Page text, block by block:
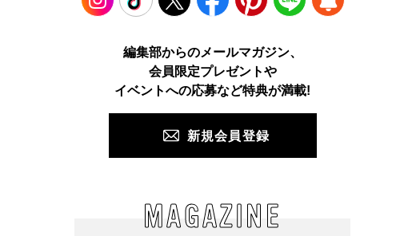
グ”。「モノリス」から高
ロエベの新しい世界へよ
うこそ。大胆なコントラ
リット
て「ユニクロ」を使う
TikTok Facebook Pinterest LINE
編集部からのメールマガジン、
会員限定プレゼントや
イベントへの応募など特典が満載!
新規会員登録
MAGAZINE